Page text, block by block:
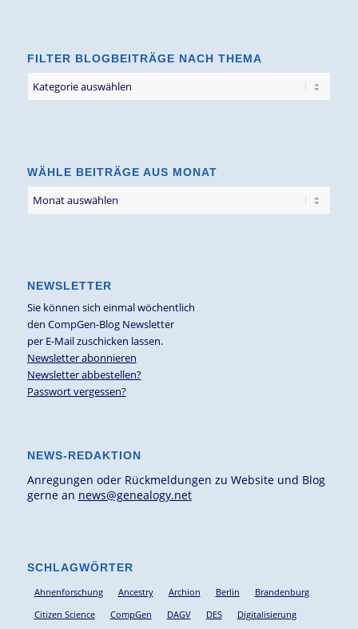
FILTER BLOGBEITRÄGE NACH THEMA
Blogbeiträge
WÄHLE BEITRÄGE AUS MONAT
NEWSLETTER
Sie können sich einmal wöchentlich
den CompGen-Blog Newsletter
per E-Mail zuschicken lassen.
Newsletter abonnieren
Newsletter abbestellen?
Passwort vergessen?
NEWS-REDAKTION
Anregungen oder Rückmeldungen zu Website und Blog
gerne an news@genealogy.net
SCHLAGWÖRTER
Ahnenforschung Ancestry Archion Berlin
Brandenburg
Citizen Science
CompGen DAGV DES
Digitalisierung